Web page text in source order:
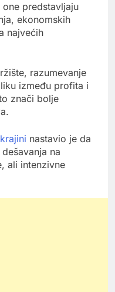
predstavljaju
ekonomskih
najvećih
razumevanje
između profita i
znači bolje
nastavio je da
na
ali intenzivne